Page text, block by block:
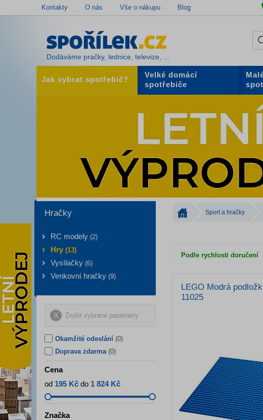
Kontakty O nás Vše o nákupu Blog
Dodáváme pračky, lednice, televize, ...
Jak vybrat spotřebič?
Velké domácí
spotřebiče
Sport a hračky
Podle rychlosti doručení
LEGO Modrá
11025
Hračky
RC modely (2)
Hry (13)
Vysílačky (6)
Venkovní hračky (9)
Zrušit vybrané parametry
Okamžité odeslání (0)
Doprava zdarma (0)
Cena
od 195 Kč do 1 824 Kč
Značka